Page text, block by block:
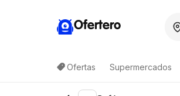
Ofertero
Ofertas Supermercados